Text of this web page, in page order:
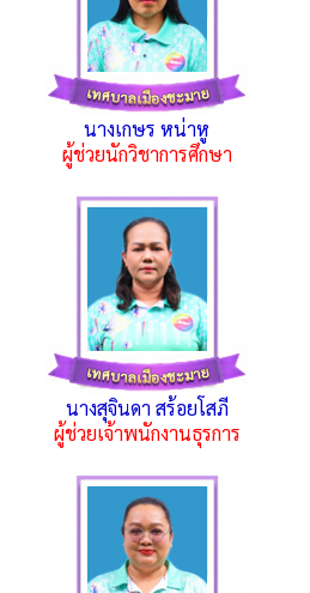
นางเกษร หน่าหู
ผู้ช่วยนักวิชาการศึกษา
นางสุจินดา สร้อยโสภี
ผู้ช่วยเจ้าพนักงานธุรการ